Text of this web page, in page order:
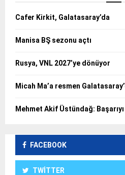
Cafer Kirkit, Galatasaray’da
Manisa BŞ sezonu açtı
Rusya, VNL 2027’ye dönüyor
Micah Ma’a resmen
Mehmet Akif Üstündağ:
FACEBOOK
TWITTER